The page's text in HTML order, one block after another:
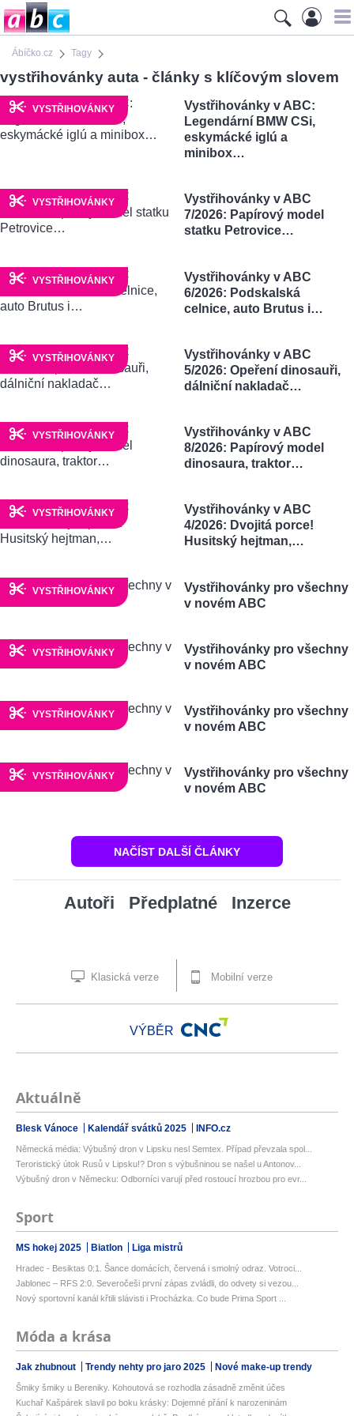
Ábíčko.cz Tagy
vystřihovánky auta - články s klíčovým slovem
VYSTŘIHOVÁNKY
Vystřihovánky v ABC:
Legendární BMW CSi,
eskymácké iglú a
minibox…
VYSTŘIHOVÁNKY
Vystřihovánky v ABC
7/2026: Papírový model
statku Petrovice…
VYSTŘIHOVÁNKY
Vystřihovánky v ABC
6/2026: Podskalská
celnice, auto Brutus i…
VYSTŘIHOVÁNKY
Vystřihovánky v ABC
5/2026: Opeření dinosauři,
dálniční nakladač…
VYSTŘIHOVÁNKY
Vystřihovánky v ABC
8/2026: Papírový model
dinosaura, traktor…
VYSTŘIHOVÁNKY
Vystřihovánky v ABC
4/2026: Dvojitá porce!
Husitský hejtman,…
VYSTŘIHOVÁNKY
Vystřihovánky pro všechny
v novém ABC
VYSTŘIHOVÁNKY
Vystřihovánky pro všechny
v novém ABC
VYSTŘIHOVÁNKY
Vystřihovánky pro všechny
v novém ABC
VYSTŘIHOVÁNKY
Vystřihovánky pro všechny
v novém ABC
NAČÍST DALŠÍ ČLÁNKY
Autoři Předplatné Inzerce
Klasická verze Mobilní verze
VÝBĚR
Aktuálně
Blesk Vánoce Kalendář svátků 2025 INFO.cz
Německá média: Výbušný dron v Lipsku nesl Semtex. Případ převzala spol...
Teroristický útok Rusů v Lipsku!? Dron s výbušninou se našel u Antonov...
Výbušný dron v Německu: Odborníci varují před rostoucí hrozbou pro evr...
Sport
MS hokej 2025 Biatlon Liga mistrů
Hradec - Besiktas 0:1. Šance domácích, červená i smolný odraz. Votroci...
Jablonec – RFS 2:0. Severočeši první zápas zvládli, do odvety si vezou...
Nový sportovní kanál křtili slávisti i Procházka. Co bude Prima Sport ...
Móda a krása
Jak zhubnout Trendy nehty pro jaro 2025 Nové make-up trendy
Šmiky šmiky u Bereniky. Kohoutová se rozhodla zásadně změnit účes
Kuchař Kašpárek slavil po boku krásky: Dojemné přání k narozeninám